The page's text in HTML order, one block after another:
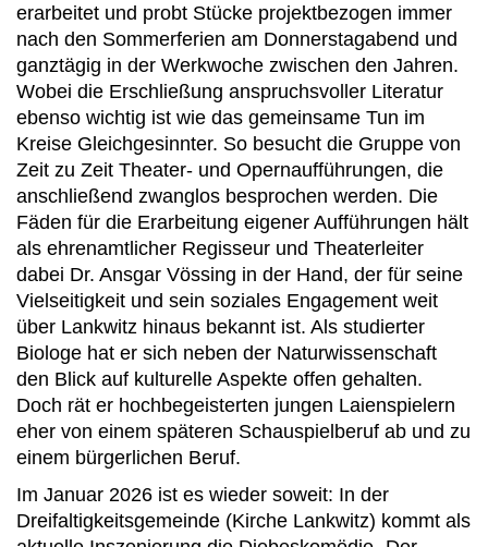
erarbeitet und probt Stücke projektbezogen immer
nach den Sommerferien am Donnerstagabend und
ganztägig in der Werkwoche zwischen den Jahren.
Wobei die Erschließung anspruchsvoller Literatur
ebenso wichtig ist wie das gemeinsame Tun im
Kreise Gleichgesinnter. So besucht die Gruppe von
Zeit zu Zeit Theater- und Opernaufführungen, die
anschließend zwanglos besprochen werden. Die
Fäden für die Erarbeitung eigener Aufführungen hält
als ehrenamtlicher Regisseur und Theaterleiter
dabei Dr. Ansgar Vössing in der Hand, der für seine
Vielseitigkeit und sein soziales Engagement weit
über Lankwitz hinaus bekannt ist. Als studierter
Biologe hat er sich neben der Naturwissenschaft
den Blick auf kulturelle Aspekte offen gehalten.
Doch rät er hochbegeisterten jungen Laienspielern
eher von einem späteren Schauspielberuf ab und zu
einem bürgerlichen Beruf.
Im Januar 2026 ist es wieder soweit: In der
Dreifaltigkeitsgemeinde (Kirche Lankwitz) kommt als